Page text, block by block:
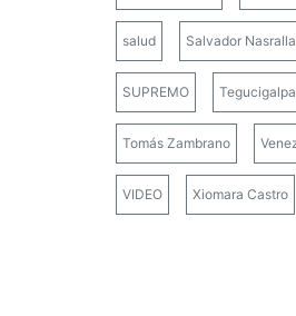
salud Salvador Nasralla
SUPREMO Tegucigalpa
Tomás Zambrano
VIDEO Xiomara Castro